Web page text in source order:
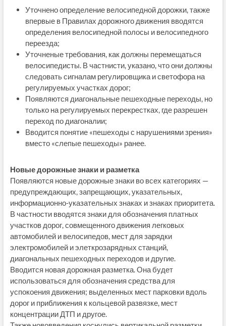
Уточнено определение велосипедной дорожки, также
впервые в Правилах дорожного движения вводятся
определения велосипедной полосы и велосипедного
переезда;
Уточненые требования, как должны перемещаться
велосипедисты. В частнисти, указано, что они должны
следовать сигналам регулировщика и светофора на
регулируемых участках дорог;
Появляются диагональные пешеходные переходы, но
только на регулируемых перекрестках, где разрешен
переход по диагоналии;
Вводится понятие «пешеходы с нарушениями зрения»
вместо «слепые пешеходы» ранее.
Новые дорожные знаки и разметка
Появляются новые дорожные знаки во всех категориях —
предупреждающих, запрещающих, указательных,
информационно-указательных знаках и знаках приоритета.
В частности вводятся знаки для обозначения платных
участков дорог, совмещенного движения легковых
автомобилей и велосипедов, мест для зарядки
электромобилей и элеткрозарядных станций,
диагональных пешеходных переходов и другие.
Вводится новая дорожная разметка. Она будет
использоваться для обозначения средства для
успокоения движения; выделенных мест парковки вдоль
дорог и приближения к кольцевой развязке, мест
концентрации ДТП и другое.